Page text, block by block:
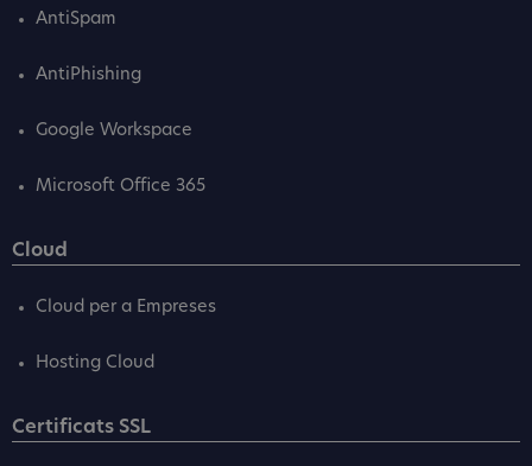
AntiSpam
AntiPhishing
Google Workspace
Microsoft Office 365
Cloud
Cloud per a Empreses
Hosting Cloud
Certificats SSL